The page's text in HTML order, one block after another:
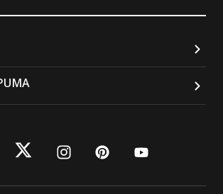
twitterinstagram
pinterest
youtube